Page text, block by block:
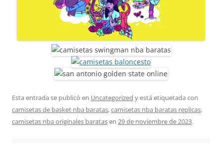
Esta entrada se publicó en Uncategorized y está etiquetada con
camisetas de basket nba baratas,camisetas nba baratas replicas,
camisetas nba originales baratasen 29 de noviembre de 2023.